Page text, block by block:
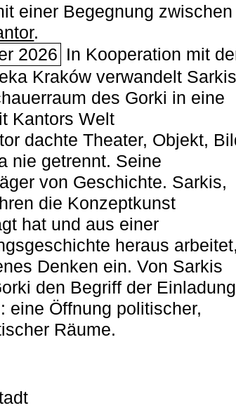
einer Begegnung zwischen
.
2026 In Kooperation mit
Kraków verwandelt Sarkis
des Gorki in eine
Kantors Welt
dachte Theater, Objekt,
nie getrennt. Seine
von Geschichte. Sarkis,
die Konzeptkunst
hat und aus einer
heraus arbeitet,
Denken ein. Von Sarkis
den Begriff der Einladung
eine Öffnung politischer,
Räume.